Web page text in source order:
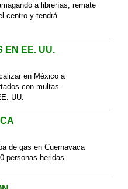
a librerías; remate
centro y tendrá
EN EE. UU.
en México a
con multas
UU.
de gas en Cuernavaca
personas heridas